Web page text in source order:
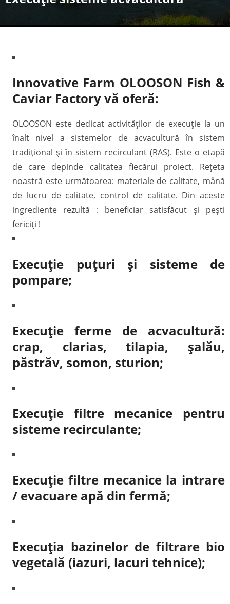
Innovative Farm OLOOSON Fish &
Caviar Factory vă oferă:
OLOOSON este dedicat activităților de execuție la un
înalt nivel a sistemelor de acvacultură în sistem
tradițional și în sistem recirculant (RAS). Este o etapă
de care depinde calitatea fiecărui proiect. Rețeta
noastră este următoarea: materiale de calitate, mână
de lucru de calitate, control de calitate. Din aceste
ingrediente rezultă : beneficiar satisfăcut și pești
fericiți !
Execuție puțuri și sisteme de
pompare;
Execuție ferme de acvacultură:
crap, clarias, tilapia, şalău,
păstrăv, somon, sturion;
Execuție filtre mecanice pentru
sisteme recirculante;
Execuție filtre mecanice la intrare
/ evacuare apă din fermă;
Execuția bazinelor de filtrare bio
vegetală (iazuri, lacuri tehnice);